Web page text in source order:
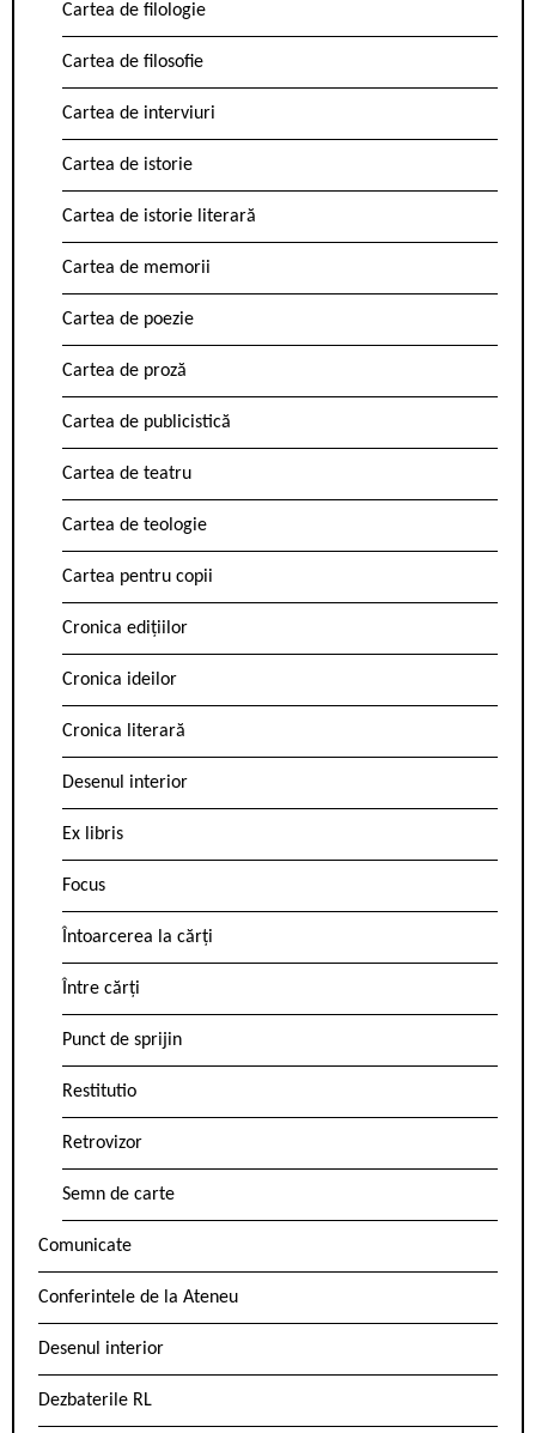
Cartea de filologie
Cartea de filosofie
Cartea de interviuri
Cartea de istorie
Cartea de istorie literară
Cartea de memorii
Cartea de poezie
Cartea de proză
Cartea de publicistică
Cartea de teatru
Cartea de teologie
Cartea pentru copii
Cronica edițiilor
Cronica ideilor
Cronica literară
Desenul interior
Ex libris
Focus
Întoarcerea la cărți
Între cărți
Punct de sprijin
Restitutio
Retrovizor
Semn de carte
Comunicate
Conferintele de la Ateneu
Desenul interior
Dezbaterile RL